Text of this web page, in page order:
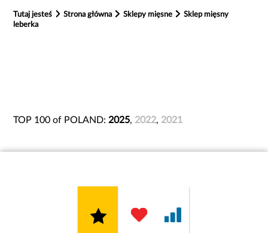
Tutaj jesteś Strona główna Sklepy mięsne
Sklep mięsny
leberka
TOP 100 of POLAND: 2025, 2022, 2021